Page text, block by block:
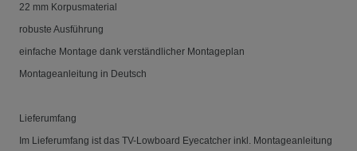
22 mm Korpusmaterial
robuste Ausführung
einfache Montage dank verständlicher Montageplan
Montageanleitung in Deutsch
Lieferumfang
Im Lieferumfang ist das TV-Lowboard Eyecatcher inkl. Montageanleitung